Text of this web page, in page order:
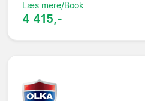
Læs mere/Book
4 415,-